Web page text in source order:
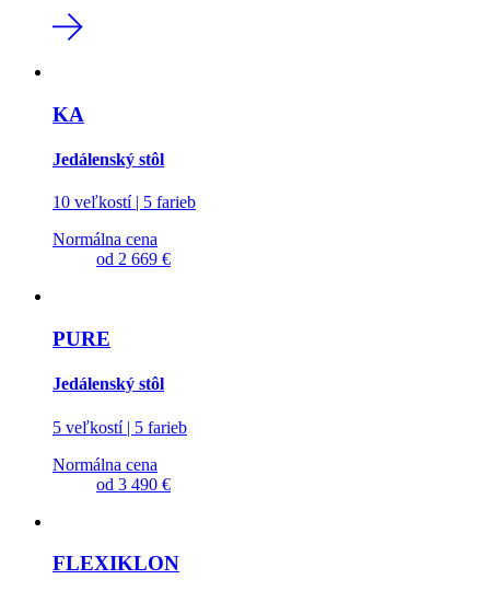
KA
Jedálenský stôl
10 veľkostí | 5 farieb
Normálna cena
od 2 669 €
PURE
Jedálenský stôl
5 veľkostí | 5 farieb
Normálna cena
od 3 490 €
FLEXIKLON